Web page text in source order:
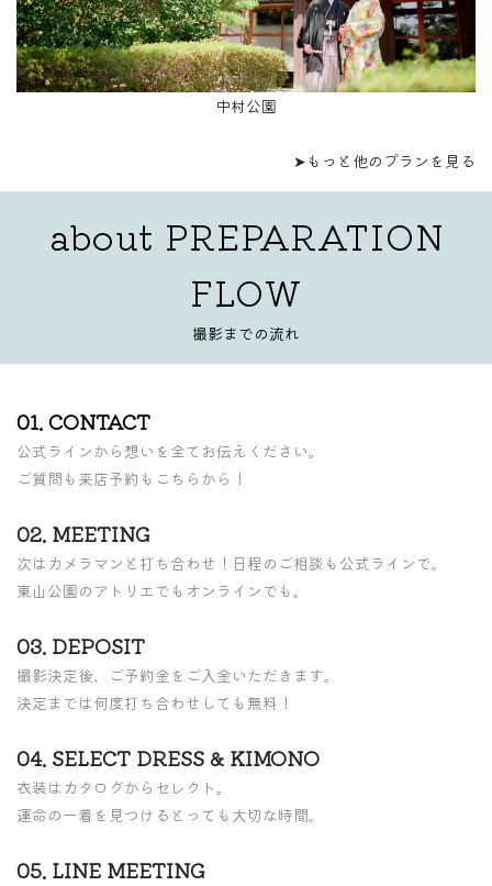
中村公園
➤もっと他のプランを見る
about PREPARATION
FLOW
撮影までの流れ
01. CONTACT
公式ラインから想いを全てお伝えください。
ご質問も来店予約もこちらから！
02. MEETING
次はカメラマンと打ち合わせ！日程のご相談も公式ラインで。
東山公園のアトリエでもオンラインでも。
03. DEPOSIT
撮影決定後、ご予約金をご入金いただきます。
決定までは何度打ち合わせしても無料！
04. SELECT DRESS & KIMONO
衣装はカタログからセレクト。
運命の一着を見つけるとっても大切な時間。
05. LINE MEETING